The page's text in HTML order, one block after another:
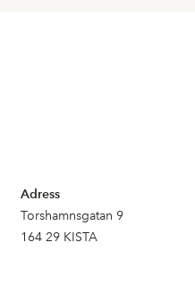
Adress
Torshamnsgatan 9
164 29 KISTA